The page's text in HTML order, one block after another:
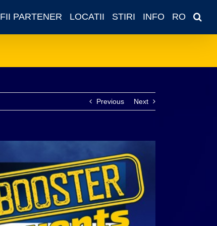
FII PARTENER LOCATII STIRI INFO RO
Previous Next